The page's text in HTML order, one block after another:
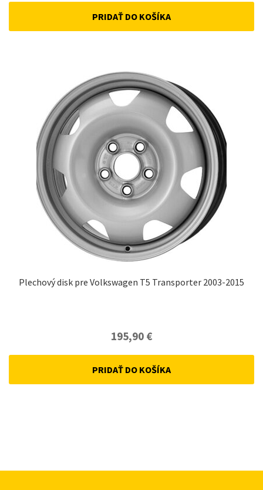
PRIDAŤ DO KOŠÍKA
Plechový disk pre Volkswagen T5 Transporter 2003-2015
195,90 €
PRIDAŤ DO KOŠÍKA